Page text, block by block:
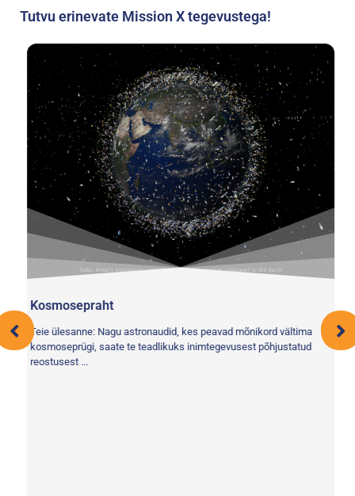
Tutvu erinevate Mission X tegevustega!
Kosmosepraht
Teie ülesanne: Nagu astronaudid, kes peavad mõnikord vältima
kosmoseprügi, saate te teadlikuks inimtegevusest põhjustatud
reostusest ...